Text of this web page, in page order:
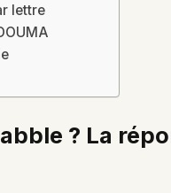
lettre
? La